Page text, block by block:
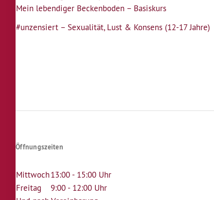
Mein lebendiger Beckenboden – Basiskurs
#unzensiert – Sexualität, Lust & Konsens (12-17 Jahre)
Öffnungszeiten
Mittwoch13:00 - 15:00 Uhr
Freitag
9:00 - 12:00 Uhr